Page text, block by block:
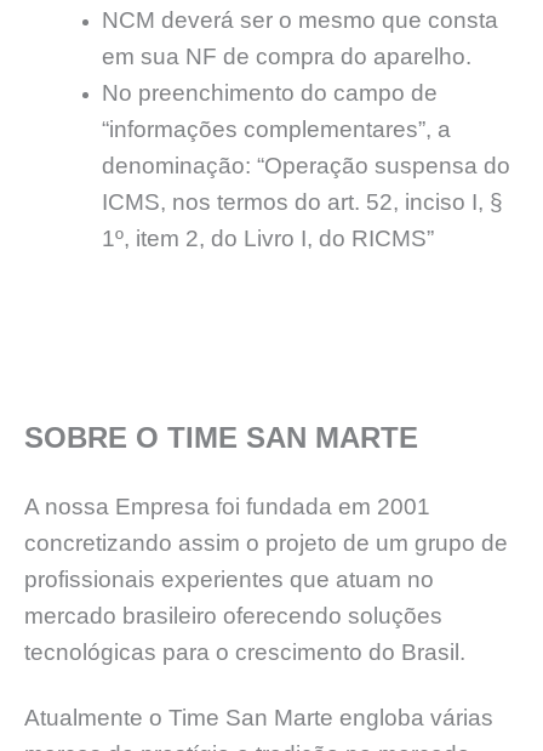
NCM deverá ser o mesmo que consta
em sua NF de compra do aparelho.
No preenchimento do campo de
“informações complementares”, a
denominação: “Operação suspensa do
ICMS, nos termos do art. 52, inciso I, §
1º, item 2, do Livro I, do RICMS”
SOBRE O TIME SAN MARTE
A nossa Empresa foi fundada em 2001
concretizando assim o projeto de um grupo de
profissionais experientes que atuam no
mercado brasileiro oferecendo soluções
tecnológicas para o crescimento do Brasil.
Atualmente o Time San Marte engloba várias